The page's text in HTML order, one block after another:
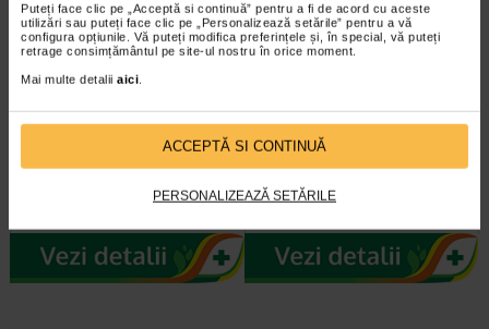
Puteți face clic pe „Acceptă si continuă” pentru a fi de acord cu aceste
utilizări sau puteți face clic pe „Personalizează setările” pentru a vă
configura opțiunile. Vă puteți modifica preferințele și, în special, vă puteți
retrage consimțământul pe site-ul nostru în orice moment.
Mai multe detalii aici.
ACCEPTĂ SI CONTINUĂ
PERSONALIZEAZĂ SETĂRILE
Crema reparatoare Cicabio
Creme+, 40 ml, BIODERMA
ultra-reparator care calmeaza si
Avene Xeracalm A.D. ulei de
de curatare special creat pentru